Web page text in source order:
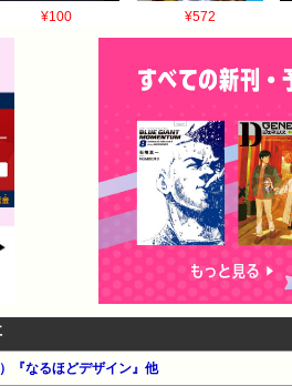
¥100 ¥572
『なるほどデザイン』他